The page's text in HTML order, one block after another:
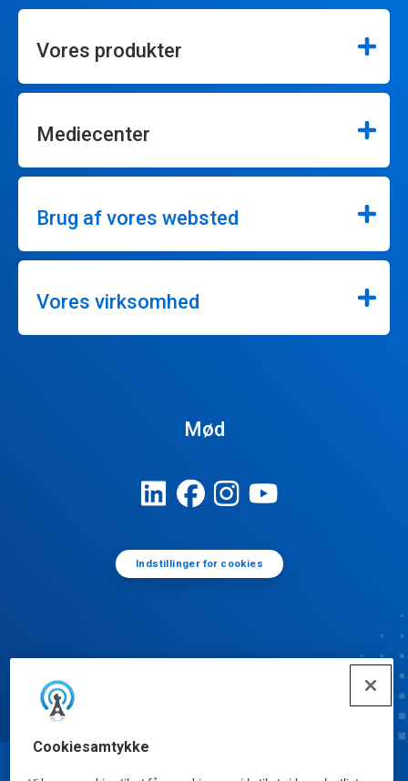
Cookiesamtykke
Vores produkter
Mediecenter
Brug af vores websted
Vores virksomhed
Mød
Indstillinger for cookies